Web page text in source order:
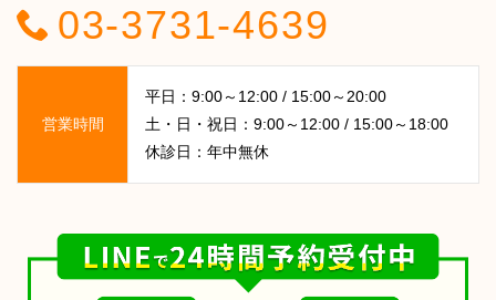
03-3731-4639
営業時間
平日：9:00～12:00 / 15:00～20:00
土・日・祝日：9:00～12:00 / 15:00～18:00
休診日：年中無休